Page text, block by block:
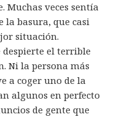
Muchas veces sentía
la basura, que casi
situación.
despierte el terrible
Ni la persona más
a coger uno de la
algunos en perfecto
de gente que